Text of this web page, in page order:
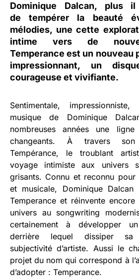
Dominique Dalcan, plus
de tempérer la beauté
mélodies, une cette
intime vers de
Temperance est un nouveau
impressionnant, un
courageuse et vivifiante.
Sentimentale,
musique de Dominique
nombreuses années une
changeants. À travers
Tempérance, le troublant
voyage intimiste aux univers
grisants. Connu et reconnu
et musicale, Dominique Dalcan
Temperance et réinvente
univers au songwriting
certainement à développer
derrière lequel dissiper sa
subjectivité d’artiste. Aussi le
projet du nom qui correspond à
d’adopter : Temperance.